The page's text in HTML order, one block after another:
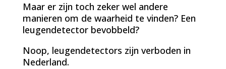
Maar er zijn toch zeker wel andere
manieren om de waarheid te vinden? Een
leugendetector bevobbeld?
Noop, leugendetectors zijn verboden in
Nederland.